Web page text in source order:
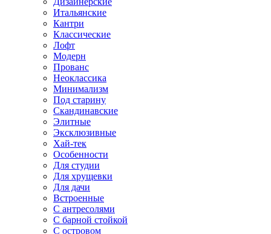
Итальянские
Кантри
Классические
Лофт
Модерн
Прованс
Неоклассика
Минимализм
Под старину
Скандинавские
Элитные
Эксклюзивные
Хай-тек
Особенности
Для студии
Для хрущевки
Для дачи
Встроенные
С антресолями
С барной стойкой
С островом